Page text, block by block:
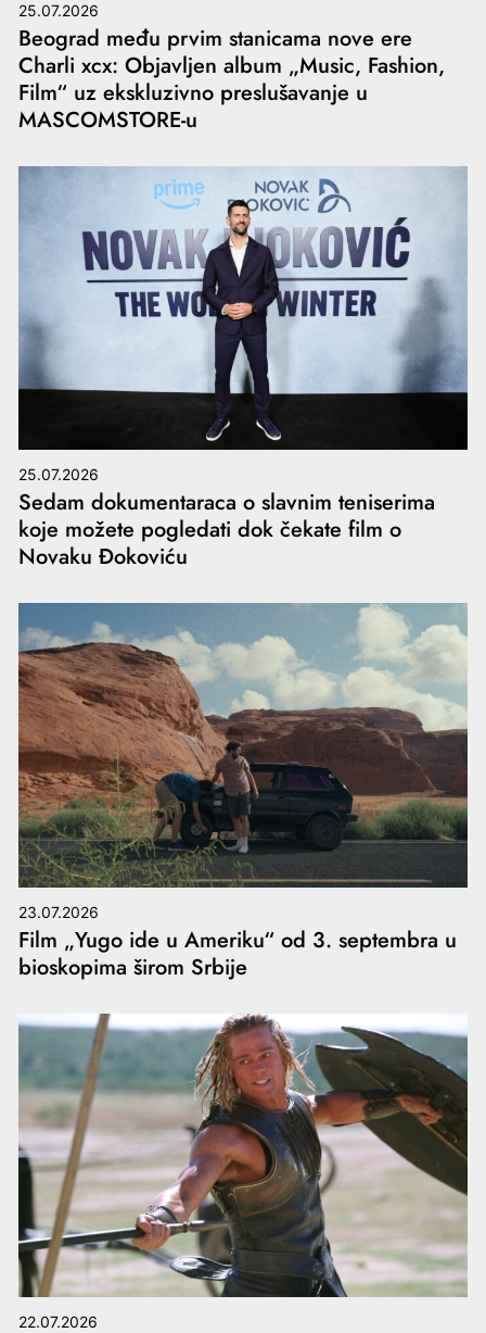
25.07.2026
Beograd među prvim stanicama nove ere
Charli xcx: Objavljen album „Music, Fashion,
Film“ uz ekskluzivno preslušavanje u
MASCOMSTORE-u
25.07.2026
Sedam dokumentaraca o slavnim teniserima
koje možete pogledati dok čekate film o
Novaku Đokoviću
23.07.2026
Film „Yugo ide u Ameriku“ od 3. septembra u
bioskopima širom Srbije
22.07.2026